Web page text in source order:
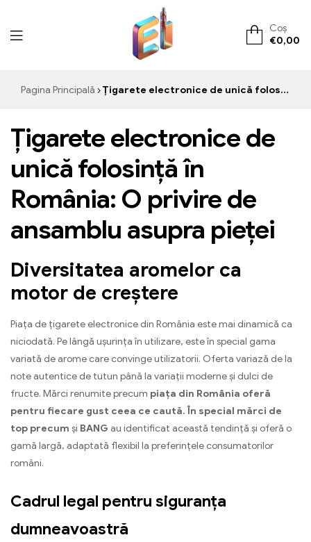
ElementVape.de
Coș
€0,00
Pagina Principală Țigarete electronice de unică folosință Slovenia
Țigarete electronice de
unică folosință în
România: O privire de
ansamblu asupra pieței
Diversitatea aromelor ca
motor de creștere
Piața de țigarete electronice din România este mai dinamică ca
niciodată. Pe lângă ușurința în utilizare, este în special gama
variată de arome care convinge utilizatorii. Oferta variază de la
note autentice de tutun până la variații moderne și dulci de
fructe. Mărci renumite precum piața din România oferă
pentru fiecare gust ceea ce caută. În special mărci de
top precum și BANG au identificat această tendință și oferă o
gamă largă, adaptată flexibil la preferințele consumatorilor
români.
Cadrul legal pentru siguranța
dumneavoastră